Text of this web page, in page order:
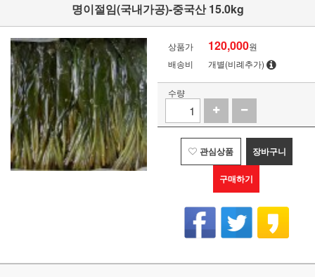
명이절임(국내가공)-중국산 15.0kg
상품가 120,000원
배송비
개별(비례추가)
수량
관심상품 장바구니
구매하기